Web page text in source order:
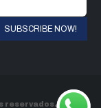
reservados.